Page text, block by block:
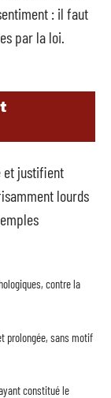
: il faut
par la loi.
et justifient
lourds
contre la
prolongée, sans motif
constitué le